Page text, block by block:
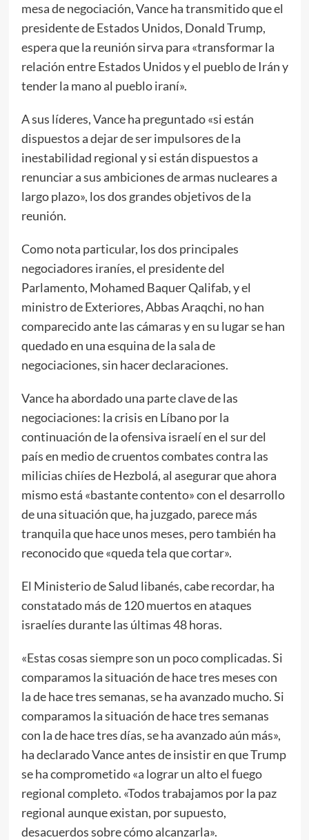
mesa de negociación, Vance ha transmitido que el
presidente de Estados Unidos, Donald Trump,
espera que la reunión sirva para «transformar la
relación entre Estados Unidos y el pueblo de Irán y
tender la mano al pueblo iraní».
A sus líderes, Vance ha preguntado «si están
dispuestos a dejar de ser impulsores de la
inestabilidad regional y si están dispuestos a
renunciar a sus ambiciones de armas nucleares a
largo plazo», los dos grandes objetivos de la
reunión.
Como nota particular, los dos principales
negociadores iraníes, el presidente del
Parlamento, Mohamed Baquer Qalifab, y el
ministro de Exteriores, Abbas Araqchi, no han
comparecido ante las cámaras y en su lugar se han
quedado en una esquina de la sala de
negociaciones, sin hacer declaraciones.
Vance ha abordado una parte clave de las
negociaciones: la crisis en Líbano por la
continuación de la ofensiva israelí en el sur del
país en medio de cruentos combates contra las
milicias chiíes de Hezbolá, al asegurar que ahora
mismo está «bastante contento» con el desarrollo
de una situación que, ha juzgado, parece más
tranquila que hace unos meses, pero también ha
reconocido que «queda tela que cortar».
El Ministerio de Salud libanés, cabe recordar, ha
constatado más de 120 muertos en ataques
israelíes durante las últimas 48 horas.
«Estas cosas siempre son un poco complicadas. Si
comparamos la situación de hace tres meses con
la de hace tres semanas, se ha avanzado mucho. Si
comparamos la situación de hace tres semanas
con la de hace tres días, se ha avanzado aún más»,
ha declarado Vance antes de insistir en que Trump
se ha comprometido «a lograr un alto el fuego
regional completo. «Todos trabajamos por la paz
regional aunque existan, por supuesto,
desacuerdos sobre cómo alcanzarla».